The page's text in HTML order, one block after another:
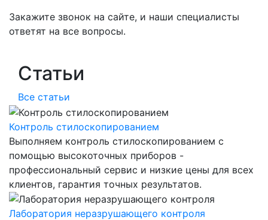
Закажите звонок на сайте, и наши специалисты
ответят на все вопросы.
Статьи
Все статьи
Контроль стилоскопированием
Выполняем контроль стилоскопированием с
помощью высокоточных приборов -
профессиональный сервис и низкие цены для всех
клиентов, гарантия точных результатов.
Лаборатория неразрушающего контроля